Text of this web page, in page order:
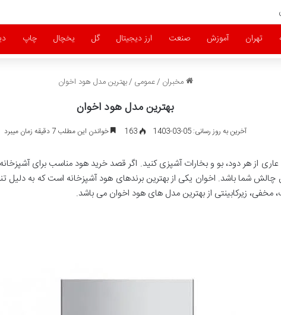
تهران آموزش صنعت ارز دیجیتال گل یخچال چاپ
مخبران /عمومی /بهترین مدل هود اخوان
بهترین مدل هود اخوان
آخرین به روز رسانی: 05-03-1403 163 خواندن این مطلب 7 دقیقه زمان میبرد
عاری از هر دود، بو و بخارات آشپزی کنید. اگر قصد خرید هود مناسب برای
چالش شما باشد. اخوان یکی از بهترین برندهای هود آشپزخانه است که به دلیل
مخفی، زیرکابینتی از بهترین مدل های هود اخوان می باشد.